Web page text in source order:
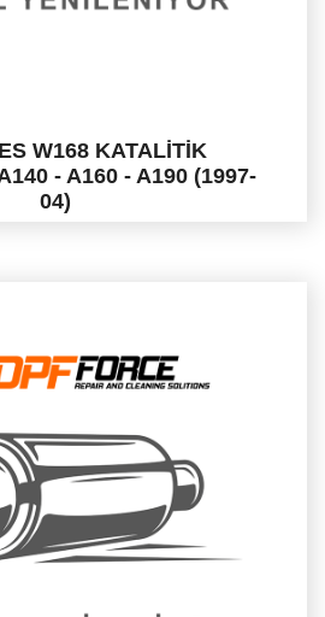
W168 KATALİTİK
- A160 - A190 (1997-
04)